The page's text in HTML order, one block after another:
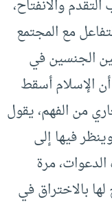
والانفتاح،
مع المجتمع
الجنسين في
الإسلام أسقط
من الفهم، يقول
فيها إلى
مرة
بالاختراق في